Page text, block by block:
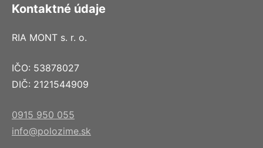
Kontaktné údaje
RIA MONT s. r. o.
IČO: 53878027
DIČ: 2121544909
0915 950 055
info@polozime.sk